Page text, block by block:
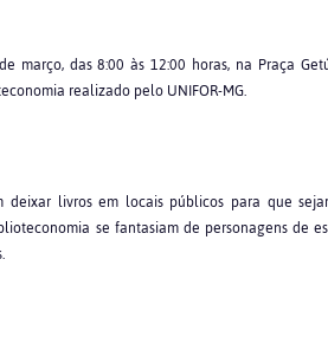
março, das 8:00 às 12:00 horas, na Praça
realizado pelo UNIFOR-MG.
deixar livros em locais públicos para que
se fantasiam de personagens de